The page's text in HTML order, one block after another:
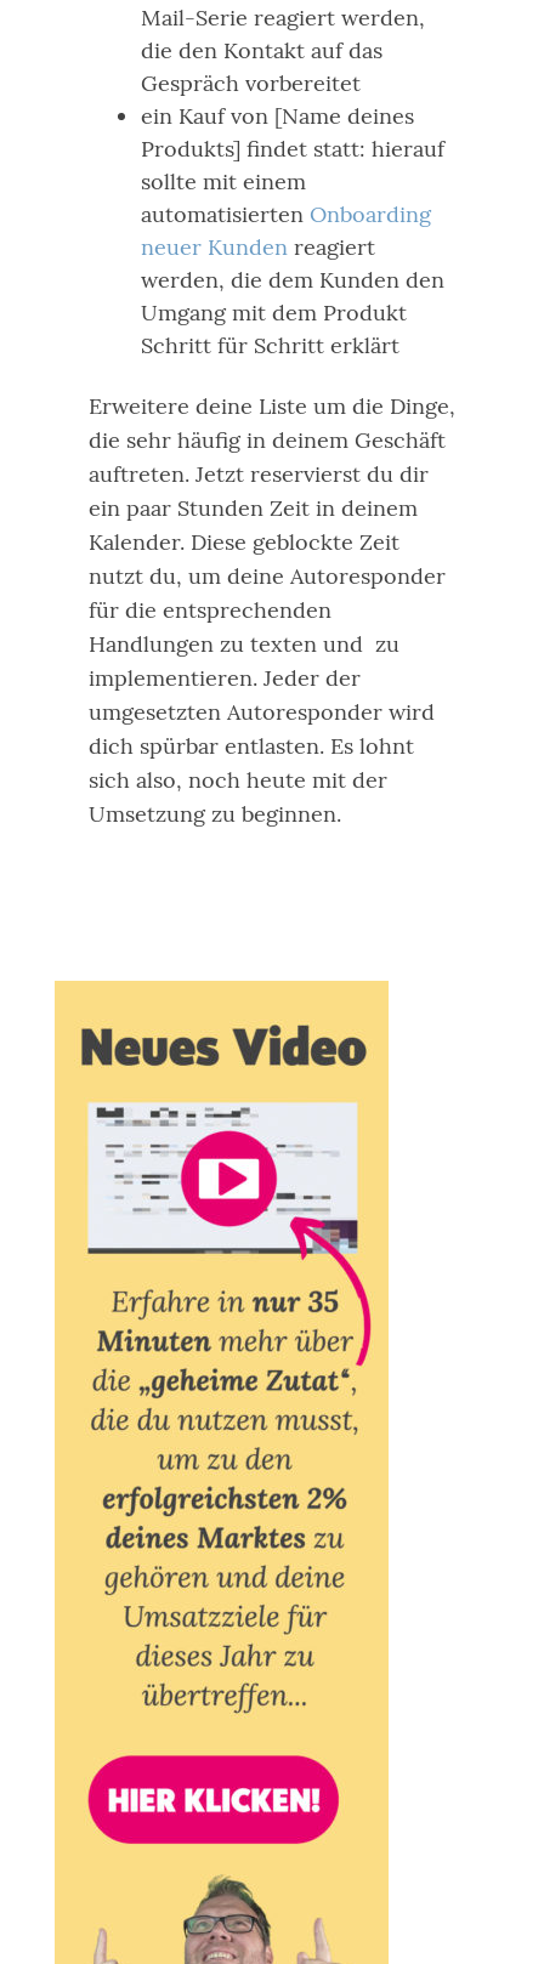
Mail-Serie reagiert werden,
die den Kontakt auf das
Gespräch vorbereitet
ein Kauf von [Name deines
Produkts] findet statt: hierauf
sollte mit einem
automatisierten Onboarding
neuer Kundenreagiert
werden, die dem Kunden den
Umgang mit dem Produkt
Schritt für Schritt erklärt
Erweitere deine Liste um die Dinge,
die sehr häufig in deinem Geschäft
auftreten. Jetzt reservierst du dir
ein paar Stunden Zeit in deinem
Kalender. Diese geblockte Zeit
nutzt du, um deine Autoresponder
für die entsprechenden
Handlungen zu texten und zu
implementieren. Jeder der
umgesetzten Autoresponder wird
dich spürbar entlasten. Es lohnt
sich also, noch heute mit der
Umsetzung zu beginnen.